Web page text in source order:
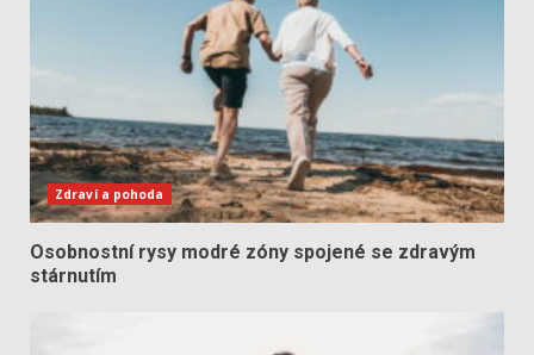
Zdraví a pohoda
Osobnostní rysy modré zóny spojené se zdravým
stárnutím